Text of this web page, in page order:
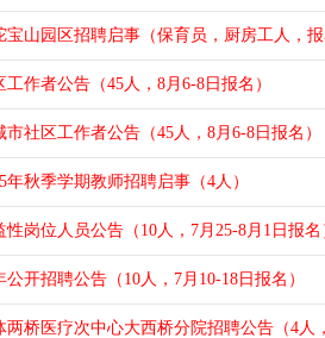
山园区招聘启事（保育员，厨房工人，报
作者公告（45人，8月6-8日报名）
社区工作者公告（45人，8月6-8日报名）
秋季学期教师招聘启事（4人）
岗位人员公告（10人，7月25-8月1日报名
开招聘公告（10人，7月10-18日报名）
桥医疗次中心大西桥分院招聘公告（4人